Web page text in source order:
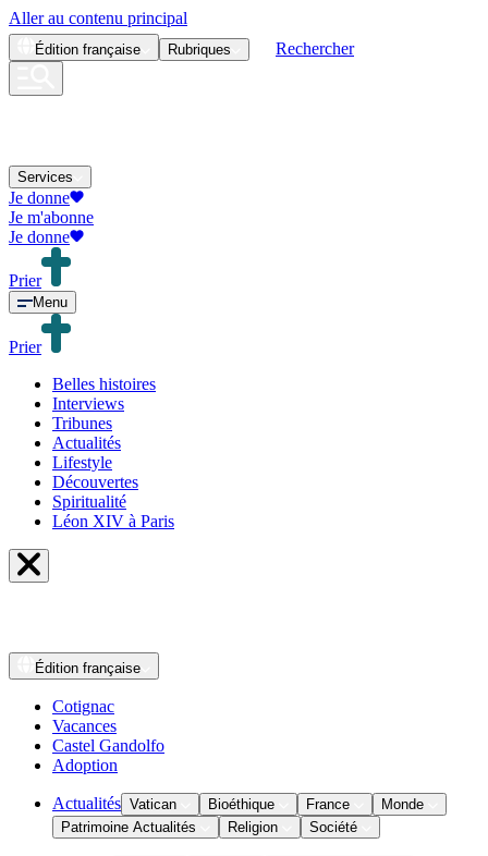
Aller au contenu principal
Édition française Rubriques Rechercher
Services
Je donne
Je m'abonne
Je donne
Prier
Menu
Prier
Belles histoires
Interviews
Tribunes
Actualités
Lifestyle
Découvertes
Spiritualité
Léon XIV à Paris
Édition française
Cotignac
Vacances
Castel Gandolfo
Adoption
Actualités Vatican Bioéthique France
Monde
Patrimoine Actualités
Religion Société